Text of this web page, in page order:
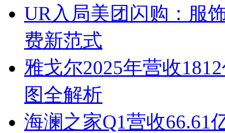
UR入局美团闪购：服
费新范式
雅戈尔2025年营收
图全解析
海澜之家Q1营收66.61